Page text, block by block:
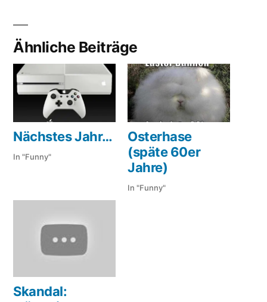
Ähnliche Beiträge
Nächstes Jahr…
In "Funny"
Osterhase
(späte 60er
Jahre)
In "Funny"
Skandal: